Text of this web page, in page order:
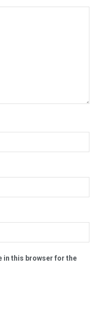
in this browser for the